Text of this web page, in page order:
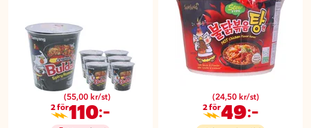
(55,00 kr/st)
2 för110:-
(24,50 kr/st)
2 för49:-